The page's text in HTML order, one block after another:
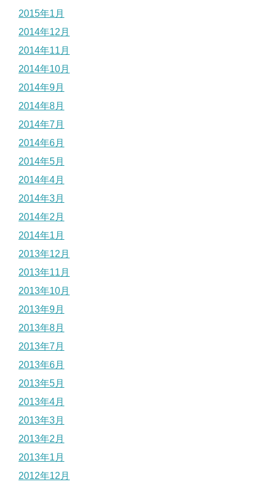
2015年1月
2014年12月
2014年11月
2014年10月
2014年9月
2014年8月
2014年7月
2014年6月
2014年5月
2014年4月
2014年3月
2014年2月
2014年1月
2013年12月
2013年11月
2013年10月
2013年9月
2013年8月
2013年7月
2013年6月
2013年5月
2013年4月
2013年3月
2013年2月
2013年1月
2012年12月